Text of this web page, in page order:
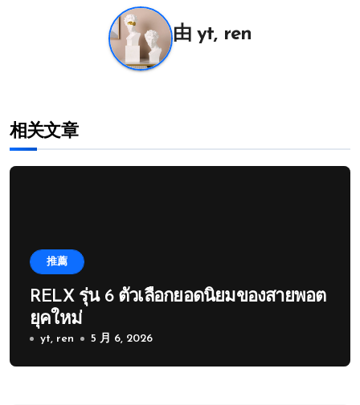
由yt, ren
相关文章
推薦
RELX รุ่น 6 ตัวเลือกยอดนิยมของสายพอต
ยุคใหม่
yt, ren 5 月 6, 2026